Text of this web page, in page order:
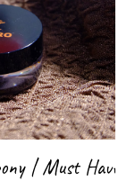
| Must Have